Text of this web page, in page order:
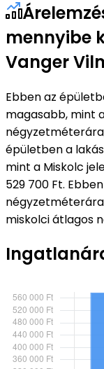
mennyibe
Vanger
Ebben az
magasabb, mint
épületben a
mint a Miskolc
529 700 Ft.
négyzetméterára
miskolci átlagos